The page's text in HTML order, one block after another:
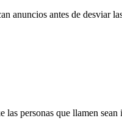
anuncios antes de desviar
personas que llamen